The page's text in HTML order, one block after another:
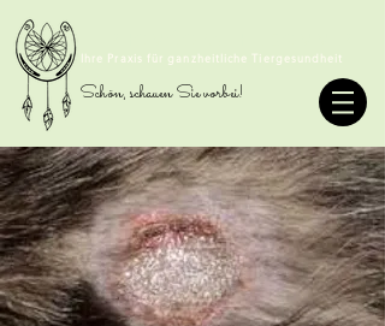
Ihre Praxis für ganzheitliche Tiergesundheit
Schön, schauen Sie vorbei!